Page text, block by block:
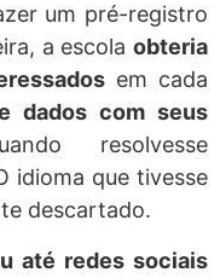
um pré-registro
a escola obteria
em cada
dados com seus
resolvesse
idioma que tivesse
descartado.
até redes sociais